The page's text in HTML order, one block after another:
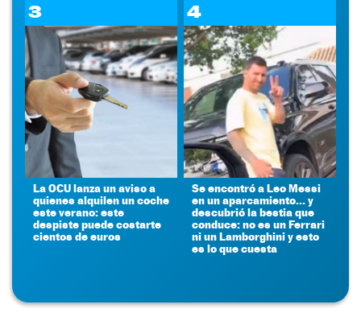
3
La OCU lanza un aviso a
quienes alquilen un coche
este verano: este
despiste puede costarte
cientos de euros
4
Se encontró a Leo Messi
en un aparcamiento... y
descubrió la bestia que
conduce: no es un Ferrari
ni un Lamborghini y esto
es lo que cuesta